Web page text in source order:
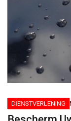
DIENSTVERLENING